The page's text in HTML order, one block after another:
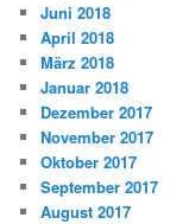
Juni 2018
April 2018
März 2018
Januar 2018
Dezember 2017
November 2017
Oktober 2017
September 2017
August 2017